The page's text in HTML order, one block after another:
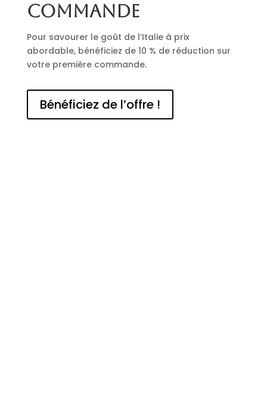
commande
Pour savourer le goût de l’Italie à prix
abordable, bénéficiez de 10 % de réduction sur
votre première commande.
Bénéficiez de l’offre !